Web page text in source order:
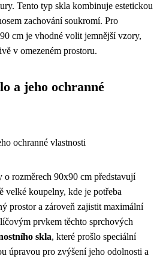
Tento typ skla kombinuje estetickou
zachování soukromí. Pro
cm je vhodné volit jemnější vzory,
v omezeném prostoru.
a jeho ochranné
ochranné vlastnosti
rozměrech 90x90 cm představují
velké koupelny, kde je potřeba
prostor a zároveň zajistit maximální
prvkem těchto sprchových
skla, které prošlo speciální
úpravou pro zvýšení jeho odolnosti a